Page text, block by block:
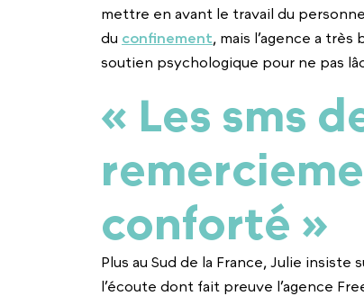
mettre en avant le travail du
du confinement, mais l’agence a
soutien psychologique pour ne pas
« Les sms
conforté »
Plus au Sud de la France, Julie
l’écoute dont fait preuve l’agence